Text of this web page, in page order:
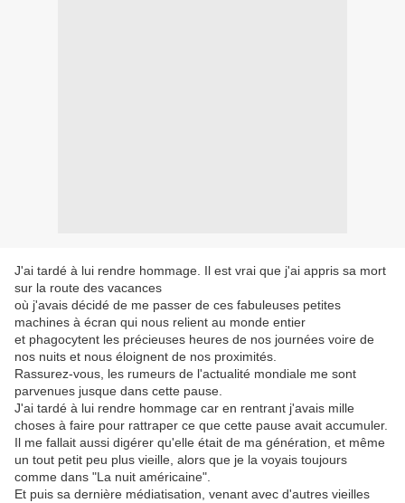
J'ai tardé à lui rendre hommage. Il est vrai que j'ai appris sa mort
sur la route des vacances
où j'avais décidé de me passer de ces fabuleuses petites
machines à écran qui nous relient au monde entier
et phagocytent les précieuses heures de nos journées voire de
nos nuits et nous éloignent de nos proximités.
Rassurez-vous, les rumeurs de l'actualité mondiale me sont
parvenues jusque dans cette pause.
J'ai tardé à lui rendre hommage car en rentrant j'avais mille
choses à faire pour rattraper ce que cette pause avait accumuler.
Il me fallait aussi digérer qu'elle était de ma génération, et même
un tout petit peu plus vieille, alors que je la voyais toujours
comme dans "La nuit américaine".
Et puis sa dernière médiatisation, venant avec d'autres vieilles